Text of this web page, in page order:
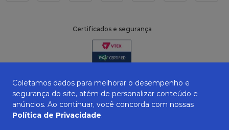
Certificados e segurança
Coletamos dados para melhorar o desempenho e
segurança do site, atém de personalizar conteúdo e
anúncios. Ao continuar, você concorda com nossas
Política de Privacidade.